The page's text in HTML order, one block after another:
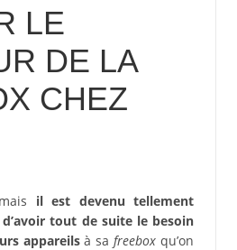
LE
DE LA
CHEZ
il est devenu tellement
tout de suite le besoin
appareilsà safreebox qu’on